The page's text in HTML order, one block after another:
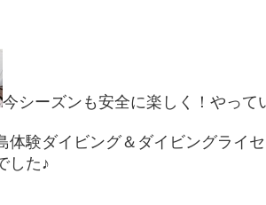
今シーズンも安全に楽しく！やって
体験ダイビング＆ダイビングライ
した♪